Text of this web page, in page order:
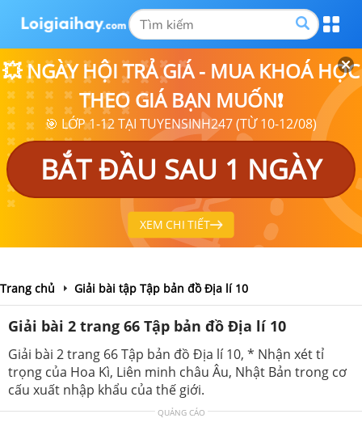
💥 NGÀY HỘI TRẢ GIÁ - MUA KHOÁ HỌC
THEO GIÁ BẠN MUỐN❗
🎯 LỚP 1-12 TẠI TUYENSINH247 (TỪ 10-12/08)
BẮT ĐẦU SAU 1 NGÀY
XEM CHI TIẾT
Trang chủ Giải bài tập Tập bản đồ Địa lí 10
Giải bài 2 trang 66 Tập bản đồ Địa lí 10
Giải bài 2 trang 66 Tập bản đồ Địa lí 10, * Nhận xét tỉ
trọng của Hoa Kì, Liên minh châu Âu, Nhật Bản trong cơ
cấu xuất nhập khẩu của thế giới.
QUẢNG CÁO